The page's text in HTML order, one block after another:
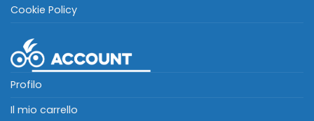
Cookie Policy
Profilo
Il mio carrello